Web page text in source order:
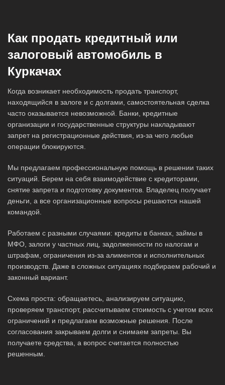
Как продать кредитный или
залоговый автомобиль в
Куркачах
Когда возникает необходимость продать транспорт,
находящийся в залоге и с долгами, самостоятельная сделка
часто оказывается невозможной. Банки, кредитные
организации и государственные структуры накладывают
запрет на регистрационные действия, из-за чего любые
операции блокируются.
Мы предлагаем профессиональную помощь в решении таких
ситуаций. Берем на себя взаимодействие с кредиторами,
снятие запрета и подготовку документов. Владелец получает
деньги, а все организационные вопросы решаются нашей
командой.
Работаем с разными случаями: кредиты в банках, займы в
МФО, залоги у частных лиц, задолженности по налогам и
штрафам, ограничения из-за алиментов и исполнительных
производств. Даже в сложных ситуациях подбираем рабочий и
законный вариант.
Схема проста: обращаетесь, анализируем ситуацию,
проверяем транспорт, рассчитываем стоимость с учетом всех
ограничений и предлагаем возможные решения. После
согласования закрываем долги и снимаем запреты. Вы
получаете средства, а вопрос считается полностью
решенным.